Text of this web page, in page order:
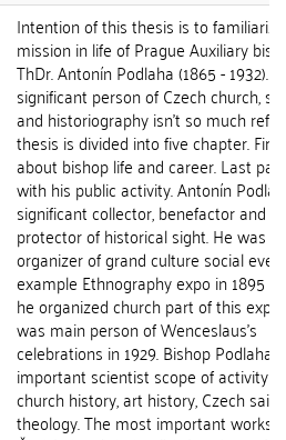
Intention of this thesis is to
mission in life of Prague Auxiliary
ThDr. Antonín Podlaha (1865 - 1932).
significant person of Czech church,
and historiography isn't so much
thesis is divided into five chapter.
about bishop life and career. Last
with his public activity. Antonín
significant collector, benefactor and
protector of historical sight. He was
organizer of grand culture social
example Ethnography expo in 1895
he organized church part of this
was main person of Wenceslaus's
celebrations in 1929. Bishop Podlaha
important scientist scope of activity of
church history, art history, Czech
theology. The most important works